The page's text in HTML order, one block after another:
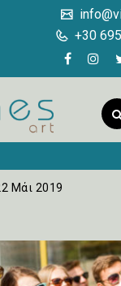
+30
Μάι 2019